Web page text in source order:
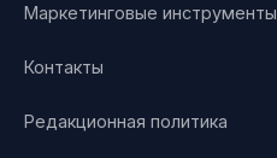
Маркетинговые инструменты
Контакты
Редакционная политика